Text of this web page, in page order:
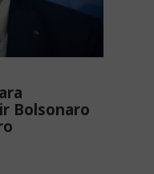
Bolsonaro